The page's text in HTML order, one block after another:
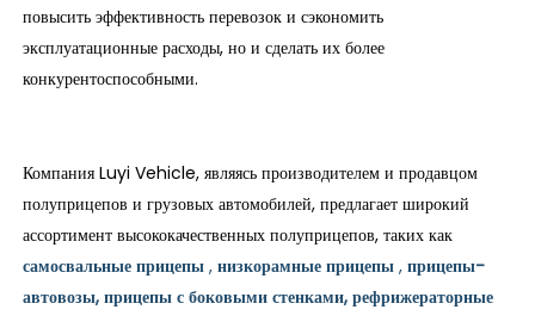
повысить эффективность перевозок и сэкономить
эксплуатационные расходы, но и сделать их более
конкурентоспособными.
Компания Luyi Vehicle, являясь производителем и продавцом
полуприцепов и грузовых автомобилей, предлагает широкий
ассортимент высококачественных полуприцепов, таких как
самосвальные прицепы ,низкорамные прицепы ,прицепы-
автовозы, прицепы с боковыми стенками, рефрижераторные